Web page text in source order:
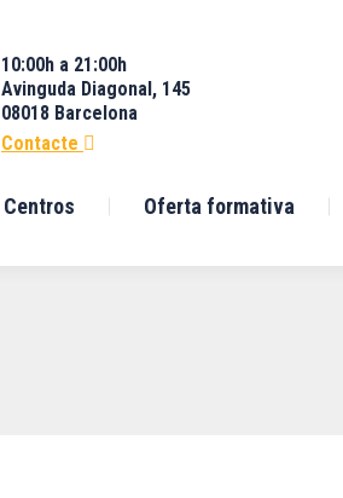
10:00h a 21:00h
Avinguda Diagonal, 145
08018 Barcelona
Contacte
Centros Oferta formativa